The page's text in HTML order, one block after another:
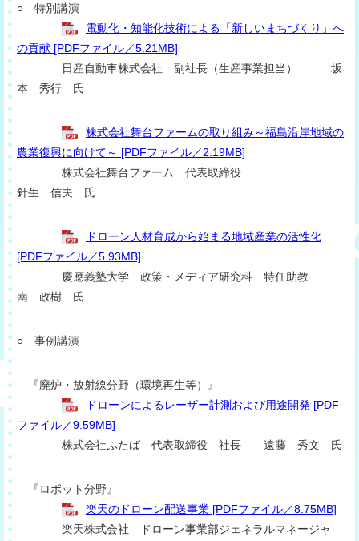
○ 特別講演
電動化・知能化技術による「新しいまちづくり」へ
の貢献 [PDFファイル／5.21MB]
日産自動車株式会社 副社長（生産事業担当） 坂
本 秀行 氏
株式会社舞台ファームの取り組み～福島沿岸地域の
農業復興に向けて～ [PDFファイル／2.19MB]
株式会社舞台ファーム 代表取締役
針生 信夫 氏
ドローン人材育成から始まる地域産業の活性化
[PDFファイル／5.93MB]
慶應義塾大学 政策・メディア研究科 特任助教
南 政樹 氏
○ 事例講演
『廃炉・放射線分野（環境再生等）』
ドローンによるレーザー計測および用途開発 [PDF
ファイル／9.59MB]
株式会社ふたば 代表取締役 社長 遠藤 秀文 氏
『ロボット分野』
楽天のドローン配送事業 [PDFファイル／8.75MB]
楽天株式会社 ドローン事業部ジェネラルマネージャ